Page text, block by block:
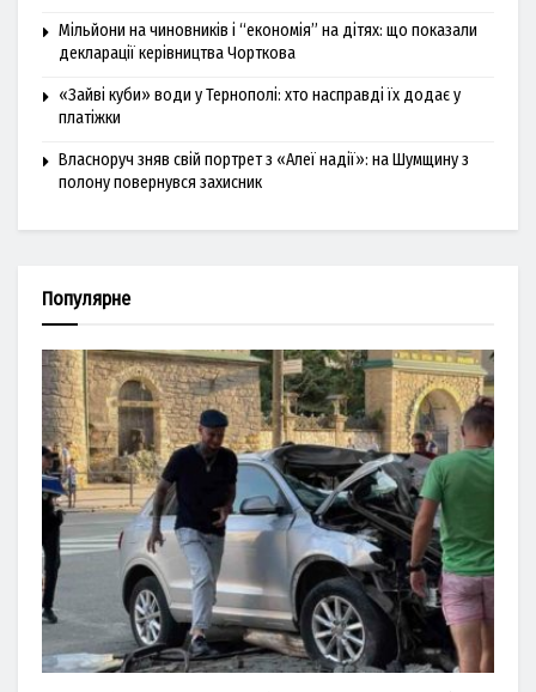
Мільйони на чиновників і “економія” на дітях: що показали
декларації керівництва Чорткова
«Зайві куби» води у Тернополі: хто насправді їх додає у
платіжки
Власноруч зняв свій портрет з «Алеї надії»: на Шумщину з
полону повернувся захисник
Популярне